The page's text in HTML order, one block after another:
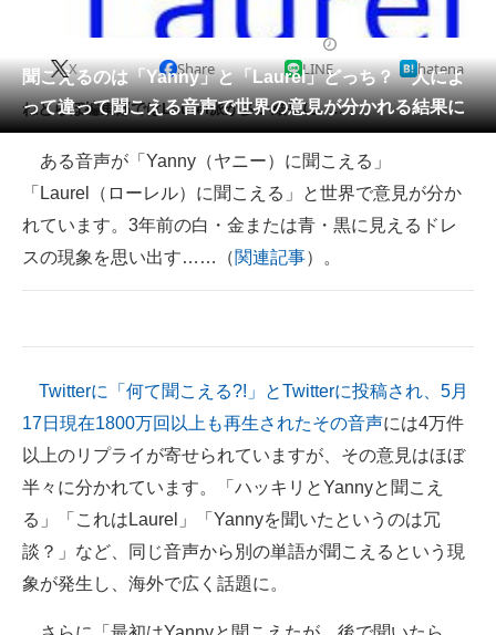
リサーチ
会員記事
メディア
注目記事を集めた総合ページ
ITの今と未来を見通す
スマホと通信の最新トレンド
ビジネスと働き方のヒント
AI活用のいまが分かる
企業ITのトレンドを詳説
経営リーダーのコミュニティ
マーケ×ITの今がよく分かる
聞こえるのは「Yanny」と「Laurel」どっち？ 人によ
って違って聞こえる音声で世界の意見が分かれる結果に
X Share LINE hatena
ねとらぼ編集部ではLaurel派が多い結果に……。
ある音声が「Yanny（ヤニー）に聞こえる」
「Laurel（ローレル）に聞こえる」と世界で意見が分か
れています。3年前の白・金または青・黒に見えるドレ
スの現象を思い出す……（関連記事）。
Twitterに「何て聞こえる?!」とTwitterに投稿され、5月
17日現在1800万回以上も再生されたその音声には4万件
以上のリプライが寄せられていますが、その意見はほぼ
半々に分かれています。「ハッキリとYannyと聞こえ
る」「これはLaurel」「Yannyを聞いたというのは冗
談？」など、同じ音声から別の単語が聞こえるという現
象が発生し、海外で広く話題に。